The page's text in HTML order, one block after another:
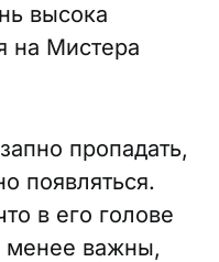
высока
на Мистера
пропадать,
появляться.
в его голове
менее важны,